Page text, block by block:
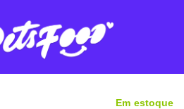
Em estoque